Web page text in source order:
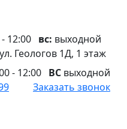
12:00 вс: выходной
Геологов 1Д, 1 этаж
- 12:00 ВС выходной
Заказать звонок